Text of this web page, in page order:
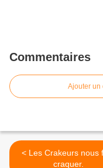
Commentaires
Ajouter un
< Les Crakeurs nous font
craquer.